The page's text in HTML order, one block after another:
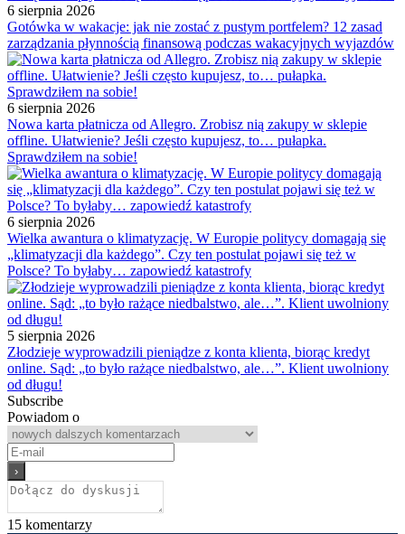
6 sierpnia 2026
Gotówka w wakacje: jak nie zostać z pustym portfelem? 12 zasad
zarządzania płynnością finansową podczas wakacyjnych wyjazdów
6 sierpnia 2026
Nowa karta płatnicza od Allegro. Zrobisz nią zakupy w sklepie
offline. Ułatwienie? Jeśli często kupujesz, to… pułapka.
Sprawdziłem na sobie!
6 sierpnia 2026
Wielka awantura o klimatyzację. W Europie politycy domagają się
„klimatyzacji dla każdego”. Czy ten postulat pojawi się też w
Polsce? To byłaby… zapowiedź katastrofy
5 sierpnia 2026
Złodzieje wyprowadzili pieniądze z konta klienta, biorąc kredyt
online. Sąd: „to było rażące niedbalstwo, ale…”. Klient uwolniony
od długu!
Subscribe
Powiadom o
15 komentarzy